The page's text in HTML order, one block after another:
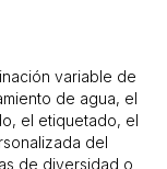
variable de
de agua, el
el etiquetado, el
del
de diversidad o